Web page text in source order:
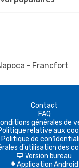
- Francfort
Contact
FAQ
générales de
relative aux
Politique de
d'utilisation des
d Version bureau
A Application Android